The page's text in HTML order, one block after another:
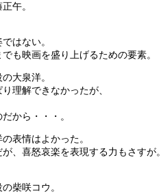
午。
はない。
も映画を盛り上げるための要素。
大泉洋。
理解できなかったが、
から・・・。
表情はよかった。
、喜怒哀楽を表現する力もさすが。
柴咲コウ。